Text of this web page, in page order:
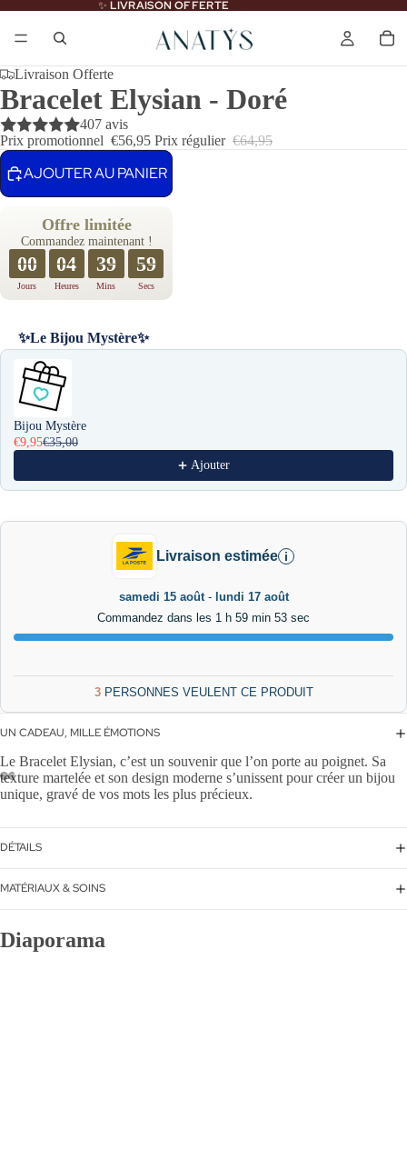
✨LIVRAISON OFFERTE
Livraison Offerte
Bracelet Elysian - Doré
407 avis
Prix promotionnel €56,95 Prix régulier €64,95
AJOUTER AU PANIER
Offre limitée
Commandez maintenant !
00 04 39 58
Jours Heures Mins Secs
✨Le Bijou Mystère✨
Use the Previous and Next buttons to navigate through product
Bijou Mystère
€9,95€35,00
Ajouter
Livraison estimée i
samedi 15 août- lundi 17 août
Commandez dans les 1 h 59 min 52 sec
3PERSONNES VEULENT CE PRODUIT
UN CADEAU, MILLE ÉMOTIONS
Le Bracelet Elysian, c’est un souvenir que l’on porte au poignet. Sa
texture martelée et son design moderne s’unissent pour créer un bijou
unique, gravé de vos mots les plus précieux.
DÉTAILS
MATÉRIAUX & SOINS
Diaporama